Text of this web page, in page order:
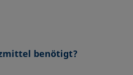
benötigt?